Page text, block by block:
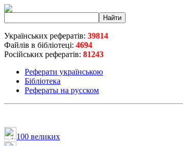
Українських рефератів: 39814
Файлів в бібліотеці: 4694
Російських рефератів: 81243
Реферати українською
Бібліотека
Рефераты на русском
100 великих